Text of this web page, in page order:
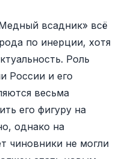
всадник» всё
по инерции, хотя
Роль
России и его
весьма
его фигуру на
однако на
чиновники не могли